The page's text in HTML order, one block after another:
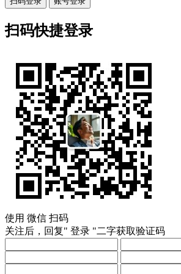
扫码快捷登录
使用 微信 扫码
关注后，回复" 登录 "二字获取验证码